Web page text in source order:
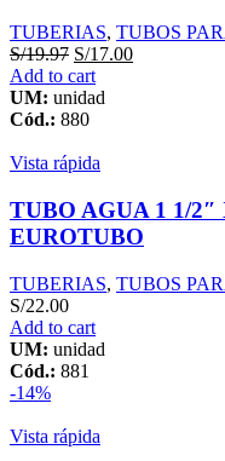
TUBERIAS, TUBOS
S/19.97 S/17.00
Add to cart
UM: unidad
Cód.: 880
Vista rápida
TUBO AGUA 1 1/2″
EUROTUBO
TUBERIAS, TUBOS
S/22.00
Add to cart
UM: unidad
Cód.: 881
-14%
Vista rápida